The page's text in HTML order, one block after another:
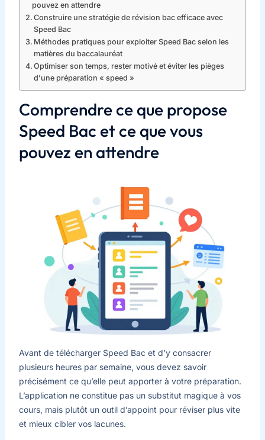
pouvez en attendre
Construire une stratégie de révision bac efficace avec
Speed Bac
Méthodes pratiques pour exploiter Speed Bac selon les
matières du baccalauréat
Optimiser son temps, rester motivé et éviter les pièges
d’une préparation « speed »
Comprendre ce que propose
Speed Bac et ce que vous
pouvez en attendre
Avant de télécharger Speed Bac et d’y consacrer
plusieurs heures par semaine, vous devez savoir
précisément ce qu’elle peut apporter à votre préparation.
L’application ne constitue pas un substitut magique à vos
cours, mais plutôt un outil d’appoint pour réviser plus vite
et mieux cibler vos lacunes.